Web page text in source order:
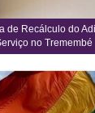
de Recálculo do
no Tremembé